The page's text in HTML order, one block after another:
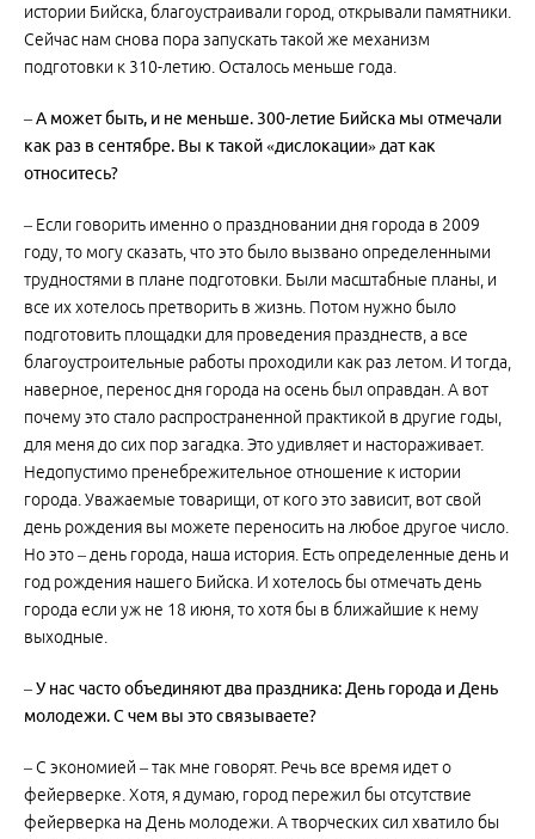
истории Бийска, благоустраивали город, открывали памятники.
Сейчас нам снова пора запускать такой же механизм
подготовки к 310-летию. Осталось меньше года.
– А может быть, и не меньше. 300-летие Бийска мы отмечали
как раз в сентябре. Вы к такой «дислокации» дат как
относитесь?
– Если говорить именно о праздновании дня города в 2009
году, то могу сказать, что это было вызвано определенными
трудностями в плане подготовки. Были масштабные планы, и
все их хотелось претворить в жизнь. Потом нужно было
подготовить площадки для проведения празднеств, а все
благоустроительные работы проходили как раз летом. И тогда,
наверное, перенос дня города на осень был оправдан. А вот
почему это стало распространенной практикой в другие годы,
для меня до сих пор загадка. Это удивляет и настораживает.
Недопустимо пренебрежительное отношение к истории
города. Уважаемые товарищи, от кого это зависит, вот свой
день рождения вы можете переносить на любое другое число.
Но это – день города, наша история. Есть определенные день и
год рождения нашего Бийска. И хотелось бы отмечать день
города если уж не 18 июня, то хотя бы в ближайшие к нему
выходные.
– У нас часто объединяют два праздника: День города и День
молодежи. С чем вы это связываете?
– С экономией – так мне говорят. Речь все время идет о
фейерверке. Хотя, я думаю, город пережил бы отсутствие
фейерверка на День молодежи. А творческих сил хватило бы